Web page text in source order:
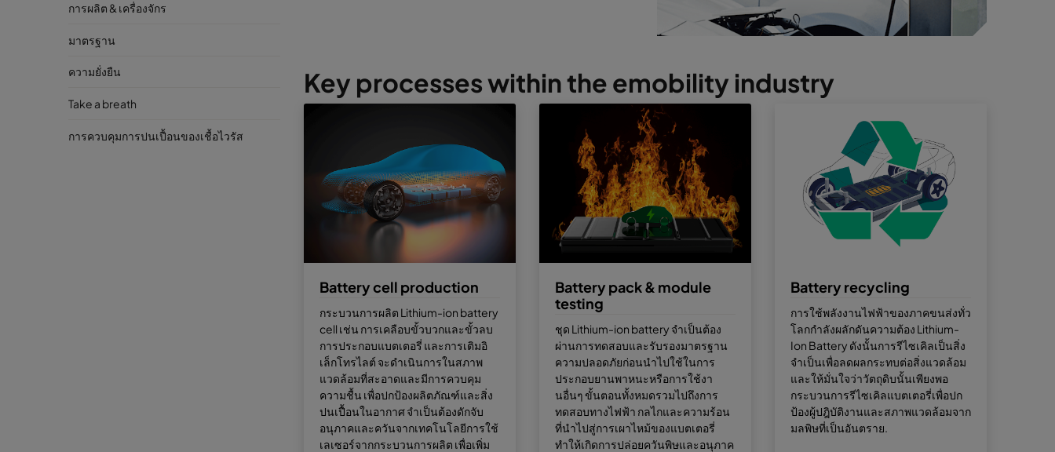
การผลิต & เครื่องจักร
มาตรฐาน
ความยั่งยืน
Take a breath
การควบคุมการปนเปื้อนของเชื้อไวรัส
Key processes within the emobility industry
Battery cell production
กระบวนการผลิต Lithium-ion battery
cell เช่น การเคลือบขั้วบวกและขั้วลบ
การประกอบแบตเตอรี่ และการเติมอิ
เล็กโทรไลต์ จะดำเนินการในสภาพ
แวดล้อมที่สะอาดและมีการควบคุม
ความชื้น เพื่อปกป้องผลิตภัณฑ์และสิ่ง
ปนเปื้อนในอากาศ จำเป็นต้องดักจับ
อนุภาคและควันจากเทคโนโลยีการใช้
เลเซอร์จากกระบวนการผลิต เพื่อเพิ่ม
Battery pack & module
testing
ชุด Lithium-ion battery จำเป็นต้อง
ผ่านการทดสอบและรับรองมาตรฐาน
ความปลอดภัยก่อนนำไปใช้ในการ
ประกอบยานพาหนะหรือการใช้งา
นอื่นๆ ขั้นตอนทั้งหมดรวมไปถึงการ
ทดสอบทางไฟฟ้า กลไกและความร้อน
ที่นำไปสู่การเผาไหม้ของแบตเตอรี่
ทำให้เกิดการปล่อยควันพิษและอนุภาค
Battery recycling
การใช้พลังงานไฟฟ้าของภาคขนส่งทั่ว
โลกกำลังผลักดันความต้อง Lithium-
Ion Battery ดังนั้นการรีไซเคิลเป็นสิ่ง
จำเป็นเพื่อลดผลกระทบต่อสิ่งแวดล้อม
และให้มั่นใจว่าวัตถุดิบนั้นเพียงพอ
กระบวนการรีไซเคิลแบตเตอรี่เพื่อปก
ป้องผู้ปฎิบัติงานและสภาพแวดล้อมจาก
มลพิษที่เป็นอันตราย.